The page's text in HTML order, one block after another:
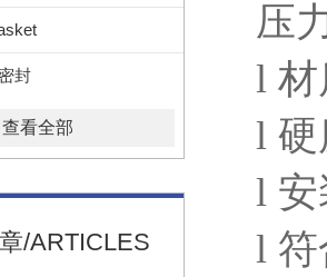
封
查看全部
/ARTICLES
压
l 材
l 硬
l
l